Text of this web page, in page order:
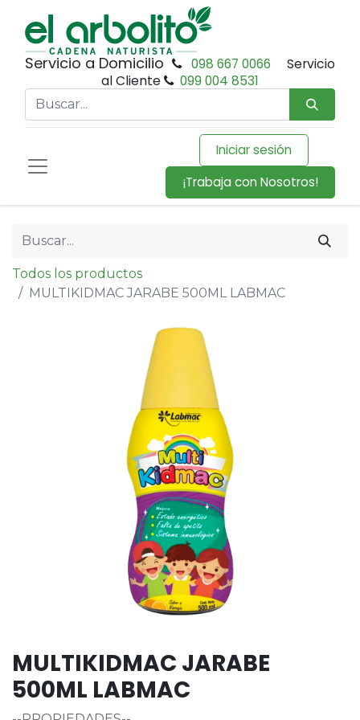
Servicio a Domicilio 098 667 0066
Servicio
al Cliente
099 004 8531
Iniciar sesión
¡Trabaja con Nosotros!
Todos los productos
MULTIKIDMAC JARABE 500ML LABMAC
MULTIKIDMAC JARABE
500ML LABMAC